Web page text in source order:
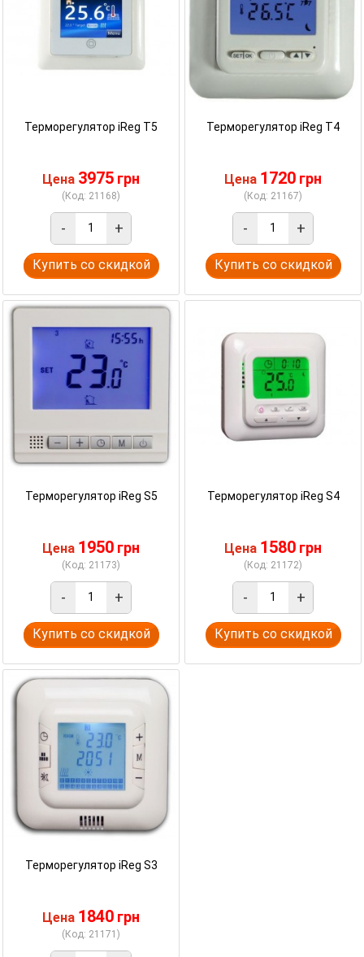
Терморегулятор iReg T5
Цена 3975 грн
(Код: 21168)
- +
Купить со скидкой
Терморегулятор iReg T4
Цена 1720 грн
(Код: 21167)
- +
Купить со скидкой
Терморегулятор iReg S5
Цена 1950 грн
(Код: 21173)
- +
Купить со скидкой
Терморегулятор iReg S4
Цена 1580 грн
(Код: 21172)
- +
Купить со скидкой
Терморегулятор iReg S3
Цена 1840 грн
(Код: 21171)